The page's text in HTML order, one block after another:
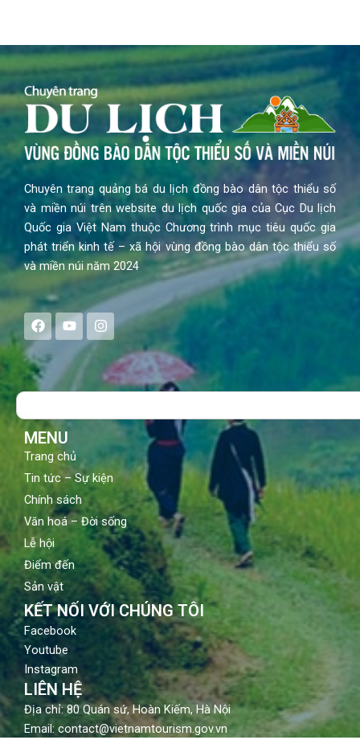
Chuyên trang quảng bá du lịch đồng bào dân tộc thiểu số
và miền núi trên website du lịch quốc gia của Cục Du lịch
Quốc gia Việt Nam thuộc Chương trình mục tiêu quốc gia
phát triển kinh tế – xã hội vùng đồng bào dân tộc thiểu số
và miền núi năm 2024
F
a
c
e
b
o
Y
o
u
t
u
b
I
n
s
a
g
Search
MENU
Trang chủ
Tin tức – Sự kiện
Chính sách
Văn hoá – Đời sống
Lễ hội
Điểm đến
Sản vật
KẾT NỐI VỚI CHÚNG TÔI
Facebook
Youtube
Instagram
LIÊN HỆ
Địa chỉ: 80 Quán sứ, Hoàn Kiếm, Hà Nội
Email: contact@vietnamtourism.gov.vn